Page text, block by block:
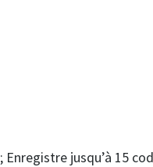
; Enregistre jusqu’à 15